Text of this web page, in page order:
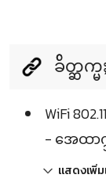
ခ်ိတ္ဆက္
WiFi
- အေထာ
แสดงเพิ่ม